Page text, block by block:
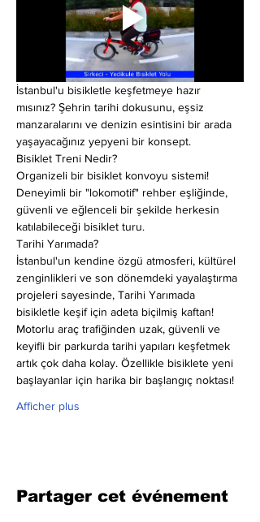
İstanbul'u bisikletle keşfetmeye hazır
mısınız? Şehrin tarihi dokusunu, eşsiz
manzaralarını ve denizin esintisini bir arada
yaşayacağınız yepyeni bir konsept.
Bisiklet Treni Nedir?
Organizeli bir bisiklet konvoyu sistemi!
Deneyimli bir "lokomotif" rehber eşliğinde,
güvenli ve eğlenceli bir şekilde herkesin
katılabileceği bisiklet turu.
Tarihi Yarımada?
İstanbul'un kendine özgü atmosferi, kültürel
zenginlikleri ve son dönemdeki yayalaştırma
projeleri sayesinde, Tarihi Yarımada
bisikletle keşif için adeta biçilmiş kaftan!
Motorlu araç trafiğinden uzak, güvenli ve
keyifli bir parkurda tarihi yapıları keşfetmek
artık çok daha kolay. Özellikle bisiklete yeni
başlayanlar için harika bir başlangıç noktası!
Afficher plus
Partager cet événement